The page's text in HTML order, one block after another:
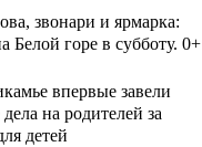
звонари и ярмарка:
Белой горе в субботу. 0+
впервые завели
на родителей за
детей